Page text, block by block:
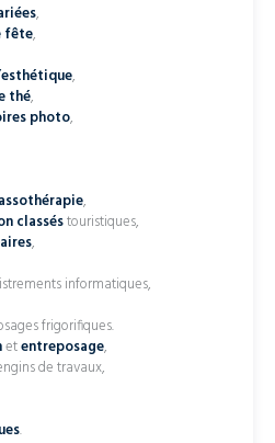
,
fête,
,
thé,
photo,
,
classéstouristiques,
,
informatiques,
frigorifiques.
etentreposage,
de travaux,
.